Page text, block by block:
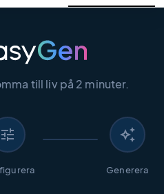
till liv på 2 minuter.
tune auto_awesome
Generera